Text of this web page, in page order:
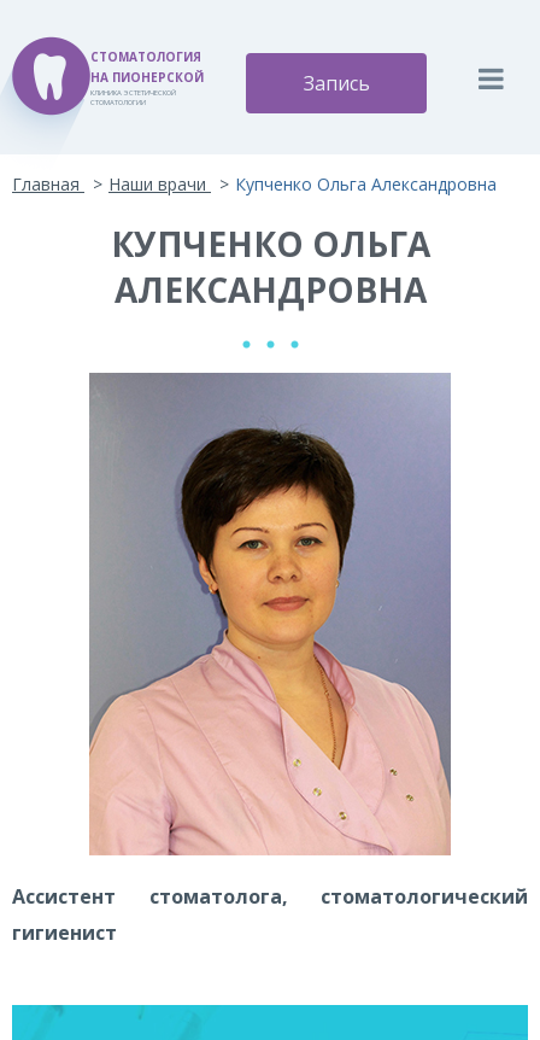
СТОМАТОЛОГИЯ
НА ПИОНЕРСКОЙ
КЛИНИКА ЭСТЕТИЧЕСКОЙ
СТОМАТОЛОГИИ
Запись
Главная Наши врачи Купченко Ольга Александровна
КУПЧЕНКО ОЛЬГА
АЛЕКСАНДРОВНА
Ассистент стоматолога, стоматологический
гигиенист
ВыклРазмер шрифта: A A AЦветовая схема:
A
A A A